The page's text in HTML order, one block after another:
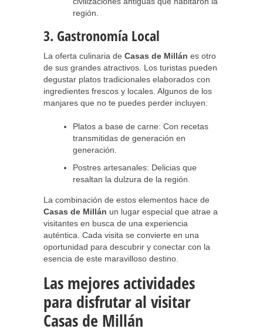
región.
3. Gastronomía Local
La oferta culinaria de Casas de Millán es otro
de sus grandes atractivos. Los turistas pueden
degustar platos tradicionales elaborados con
ingredientes frescos y locales. Algunos de los
manjares que no te puedes perder incluyen:
Platos a base de carne: Con recetas
transmitidas de generación en
generación.
Postres artesanales: Delicias que
resaltan la dulzura de la región.
La combinación de estos elementos hace de
Casas de Millán un lugar especial que atrae a
visitantes en busca de una experiencia
auténtica. Cada visita se convierte en una
oportunidad para descubrir y conectar con la
esencia de este maravilloso destino.
Las mejores actividades
para disfrutar al visitar
Casas de Millán